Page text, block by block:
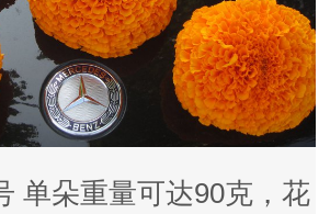
单朵重量可达90克，花